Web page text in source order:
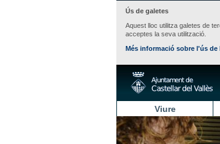
Ús de galetes
Aquest lloc utilitza galetes de
acceptes la seva utilització.
Més informació sobre l'ús de
Viure